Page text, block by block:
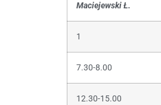
Maciejewski Ł.
1
7.30-8.00
12.30-15.00